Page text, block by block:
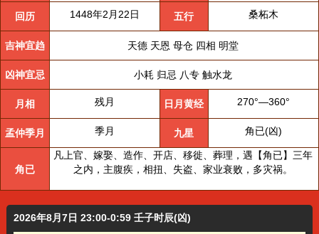
回历 1448年2月22日 五行 桑柘木
吉神宜趋 天德 天恩 母仓 四相 明堂
凶神宜忌 小耗 归忌 八专 触水龙
月相 残月 日月黄经 270°—360°
孟仲季月 季月 九星 角已(凶)
角已
凡上官、嫁娶、造作、开店、移徙、葬理，遇【角已】三年
之内，主腹疾，相扭、失盗、家业衰败，多灾祸。
2026年8月7日 23:00-0:59 壬子时辰(凶)